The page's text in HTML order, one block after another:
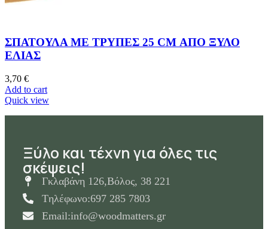
ΣΠΑΤΟΥΛΑ ΜΕ ΤΡΥΠΕΣ 25 CM ΑΠΟ ΞΥΛΟ
ΕΛΙΑΣ
3,70 €
Add to cart
Quick view
Ξύλο και τέχνη για όλες τις
σκέψεις!
Γκλαβάνη 126,Βόλος, 38 221
Tηλέφωνο:697 285 7803
Email:info@woodmatters.gr